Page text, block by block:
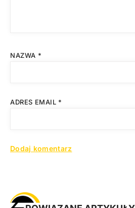
NAZWA *
ADRES EMAIL *